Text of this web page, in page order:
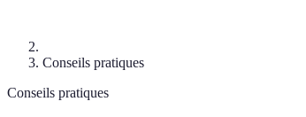
Conseils pratiques
Conseils pratiques